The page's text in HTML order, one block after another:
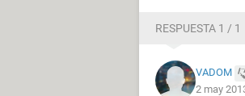
RESPUESTA 1 / 1
VADOM
2 may